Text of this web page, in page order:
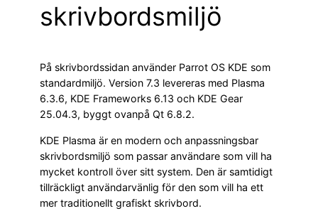
skrivbordsmiljö
På skrivbordssidan använder Parrot OS KDE som
standardmiljö. Version 7.3 levereras med Plasma
6.3.6, KDE Frameworks 6.13 och KDE Gear
25.04.3, byggt ovanpå Qt 6.8.2.
KDE Plasma är en modern och anpassningsbar
skrivbordsmiljö som passar användare som vill ha
mycket kontroll över sitt system. Den är samtidigt
tillräckligt användarvänlig för den som vill ha ett
mer traditionellt grafiskt skrivbord.